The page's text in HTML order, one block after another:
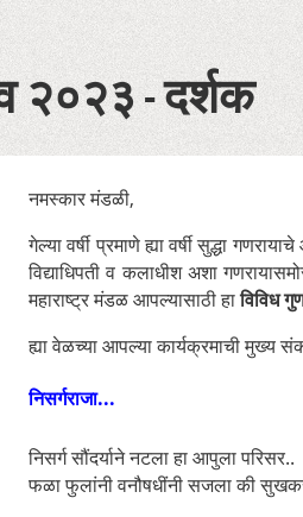
२०२३ - दर्शक
नमस्कार मंडळी,
गेल्या वर्षी प्रमाणे ह्या वर्षी सुद्धा
विद्याधिपती व कलाधीश अशा
महाराष्ट्र मंडळ आपल्यासाठी हाविविध
ह्या वेळच्या आपल्या कार्यक्रमाची मुख्य
निसर्गराजा...
निसर्ग सौंदर्याने नटला हा आपुला परिसर..
फळा फुलांनी वनौषधींनी सजला की